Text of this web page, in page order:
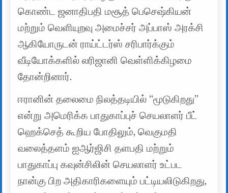
கொண்ட ஜனாதிபதி மசூத் பெசெஷ்கியன்
மற்றும் வெளியுறவு அமைச்சர் அப்பாஸ் அரக்சி
ஆகியோருடன் ராய்ட்டர்ஸ் சரிபார்க்கும்
வீடியோக்களில் லரிஜானி வெள்ளிக்கிழமை
தோன்றினார்.
ஈரானின் தலைமை நிலத்தடியில் “மூடுகிறது”
என்று அமெரிக்க பாதுகாப்புச் செயலாளர் பீட்
ஹெக்செத் கூறிய போதிலும், வெகுமதி
வலைத்தளம் ஐஆர்ஜிசி தளபதி மற்றும்
பாதுகாப்பு கவுன்சிலின் செயலாளர் உட்பட
நான்கு பிற அதிகாரிகளையும் பட்டியலிடுகிறது,